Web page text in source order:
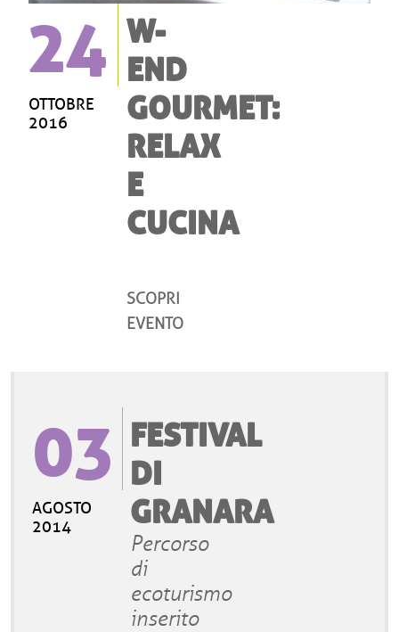
24
OTTOBRE
2016
W-
END
GOURMET:
RELAX
E
CUCINA
SCOPRI
EVENTO
03
AGOSTO
2014
FESTIVAL
DI
GRANARA
Percorso
di
ecoturismo
inserito